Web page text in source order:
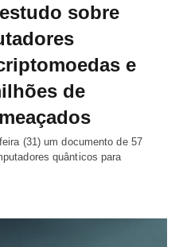
sobre
e
de
(31) um documento de 57
quânticos para